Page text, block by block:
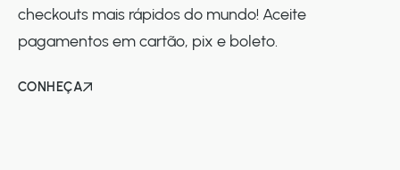
checkouts mais rápidos do mundo! Aceite
pagamentos em cartão, pix e boleto.
CONHEÇA